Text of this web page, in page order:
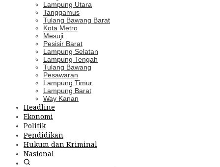
Lampung Utara
Tanggamus
Tulang Bawang Barat
Kota Metro
Mesuji
Pesisir Barat
Lampung Selatan
Lampung Tengah
Tulang Bawang
Pesawaran
Lampung Timur
Lampung Barat
Way Kanan
Headline
Ekonomi
Politik
Pendidikan
Hukum dan Kriminal
Nasional